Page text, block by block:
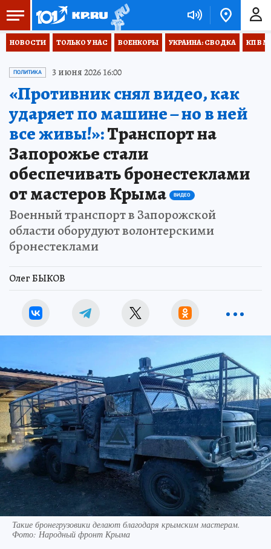
НОВОСТИ ТОЛЬКО У НАС ВОЕНКОРЫ УКРАИНА: СВОДКА КП В
ПОЛИТИКА 3 июня 2026 16:00
«Противник снял видео, как
ударяет по машине – но в ней
все живы!»:Транспорт на
Запорожье стали
обеспечивать бронестеклами
от мастеров Крыма
ВИДЕО
Военный транспорт в Запорожской
области оборудуют волонтерскими
бронестеклами
Олег БЫКОВ
Такие бронегрузовики делают благодаря крымским мастерам.
Фото: Народный фронт Крыма